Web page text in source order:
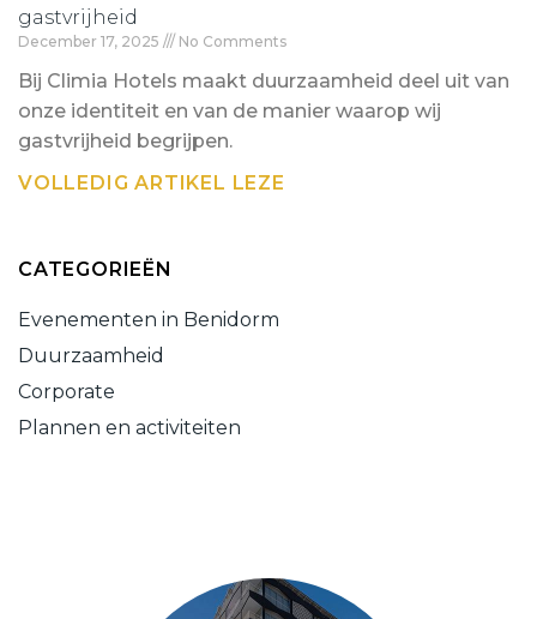
gastvrijheid
December 17, 2025 No Comments
Bij Climia Hotels maakt duurzaamheid deel uit van
onze identiteit en van de manier waarop wij
gastvrijheid begrijpen.
VOLLEDIG ARTIKEL LEZE
CATEGORIEËN
Evenementen in Benidorm
Duurzaamheid
Corporate
Plannen en activiteiten